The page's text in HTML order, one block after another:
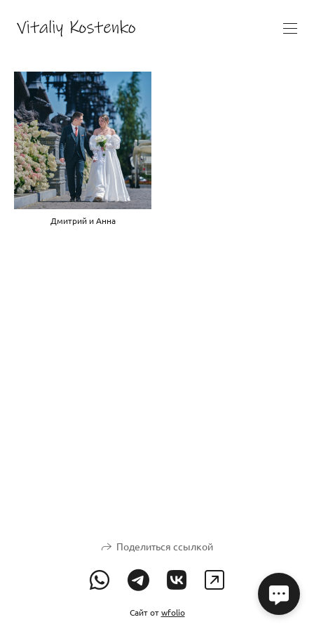
Дмитрий и Анна
Поделиться ссылкой
Сайт отwfolio